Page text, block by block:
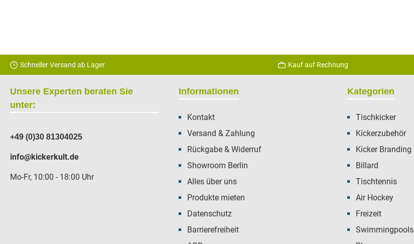
Schneller Versand ab Lager Kauf auf Rechnung
Unsere Experten beraten Sie
unter:
+49 (0)30 81304025
info@kickerkult.de
Mo-Fr, 10:00 - 18:00 Uhr
Informationen
Kontakt
Versand & Zahlung
Rückgabe & Widerruf
Showroom Berlin
Alles über uns
Produkte mieten
Datenschutz
Barrierefreiheit
Kategorien
Tischkicker
Kickerzubehör
Kicker Branding
Billard
Tischtennis
Air Hockey
Freizeit
Swimmingpools